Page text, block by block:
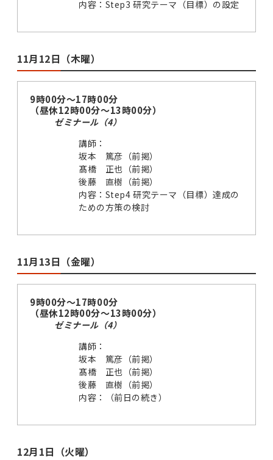
内容：Step3 研究テーマ（目標）の設定
11月12日（木曜）
9時00分～17時00分
（昼休12時00分～13時00分）
ゼミナール（4）
講師：
坂本 篤彦（前掲）
髙橋 正也（前掲）
後藤 直樹（前掲）
内容：Step4 研究テーマ（目標）達成の
ための方策の検討
11月13日（金曜）
9時00分～17時00分
（昼休12時00分～13時00分）
ゼミナール（4）
講師：
坂本 篤彦（前掲）
髙橋 正也（前掲）
後藤 直樹（前掲）
内容：（前日の続き）
12月1日（火曜）